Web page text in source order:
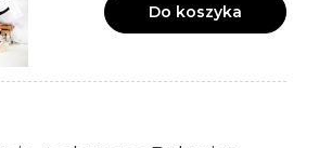
Do koszyka